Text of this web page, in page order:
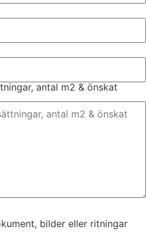
antal m2 & önskat
bilder eller ritningar